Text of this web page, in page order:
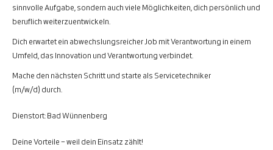
sinnvolle Aufgabe, sondern auch viele Möglichkeiten, dich persönlich und
beruflich weiterzuentwickeln.
Dich erwartet ein abwechslungsreicher Job mit Verantwortung in einem
Umfeld, das Innovation und Verantwortung verbindet.
Mache den nächsten Schritt und starte als Servicetechniker
(m/w/d) durch.
Dienstort: Bad Wünnenberg
Deine Vorteile – weil dein Einsatz zählt!